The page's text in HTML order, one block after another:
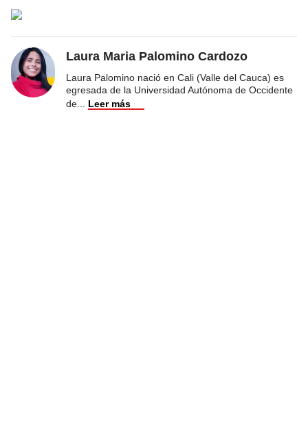
Laura Maria Palomino Cardozo
Laura Palomino nació en Cali (Valle del Cauca) es
egresada de la Universidad Autónoma de Occidente
de
Leer más